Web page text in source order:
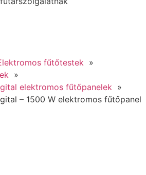
fűtőtestek
elektromos fűtőpanelek
– 1500 W elektromos fűtőpanel